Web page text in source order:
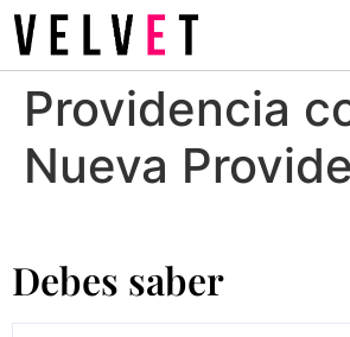
Providencia
Nueva
Debes saber